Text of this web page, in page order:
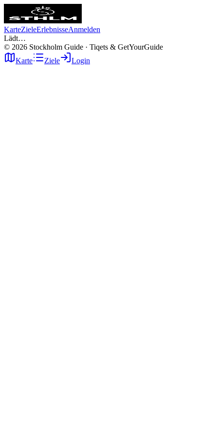
KarteZieleErlebnisseAnmelden
Lädt…
© 2026 Stockholm Guide · Tiqets & GetYourGuide
Karte
Ziele Login